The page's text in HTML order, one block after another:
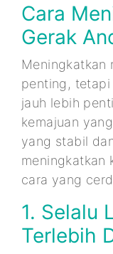
Cara
Gerak
Meningkatkan
penting, tetapi
jauh lebih
kemajuan
yang stabil
meningkatkan
cara yang
1. Selalu
Terlebih